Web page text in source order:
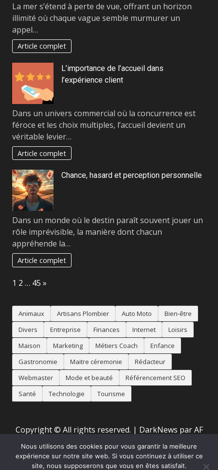
La mer s’étend à perte de vue, offrant un horizon
illimité où chaque vague semble murmurer un
appel…
Article complet
L’importance de l’accueil dans
l’expérience client
Dans un univers commercial où la concurrence est
féroce et les choix multiples, l’accueil devient un
véritable levier…
Article complet
Chance, hasard et perception personnelle
Dans un monde où le destin paraît souvent jouer un
rôle imprévisible, la manière dont chacun
appréhende la…
Article complet
Page:
1 2 … 45 Next
»
Animaux Artisans Plombier Auto Moto
Bien-être
Divers
Entreprise Finances Internet
Loisirs
Maison
Marketing Métiers Coach
Enfance
Gastronomie
Maitre céremonie
Rédacteur
Webmaster
Mode et beauté
Référencement SEO
Santé
Technologie Tourisme
Copyright © All rights reserved. | DarkNews par AF
Nous utilisons des cookies pour vous garantir la meilleure
expérience sur notre site web. Si vous continuez à utiliser ce
site, nous supposerons que vous en êtes satisfait.